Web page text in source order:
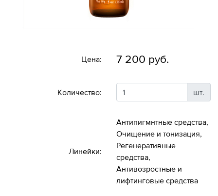
Цена: 7 200 руб.
Количество: шт.
Линейки:
Антипигмнтные средства,
Очищение и тонизация,
Регенеративные
средства,
Антивозростные и
лифтинговые средства